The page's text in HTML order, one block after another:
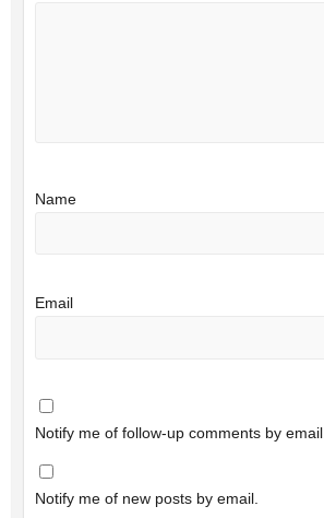
Name
Email
Notify me of follow-up comments by email.
Notify me of new posts by email.